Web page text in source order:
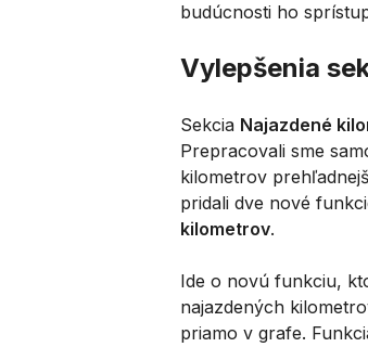
budúcnosti ho
Vylepšenia
Sekcia Najazdené
Prepracovali sme
kilometrov
pridali dve nové
kilometrov.
Ide o novú funkciu,
najazdených
priamo v grafe.